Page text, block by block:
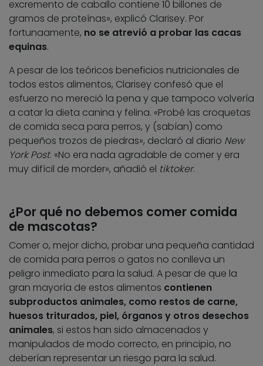
excremento de caballo contiene 10 billones de
gramos de proteínas», explicó Clarisey. Por
fortunaamente, no se atrevió a probar las cacas
equinas.
A pesar de los teóricos beneficios nutricionales de
todos estos alimentos, Clarisey confesó que el
esfuerzo no mereció la pena y que tampoco volvería
a catar la dieta canina y felina. «Probé las croquetas
de comida seca para perros, y (sabían) como
pequeños trozos de piedras», declaró al diario New
York Post. «No era nada agradable de comer y era
muy difícil de morder», añadió el tiktoker.
¿Por qué no debemos comer comida
de mascotas?
Comer o, mejor dicho, probar una pequeña cantidad
de comida para perros o gatos no conlleva un
peligro inmediato para la salud. A pesar de que la
gran mayoría de estos alimentos contienen
subproductos animales, como restos de carne,
huesos triturados, piel, órganos y otros desechos
animales, si estos han sido almacenados y
manipulados de modo correcto, en principio, no
deberían representar un riesgo para la salud.